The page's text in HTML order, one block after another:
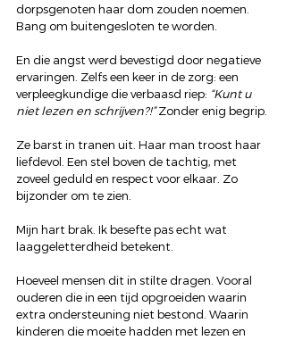
dorpsgenoten haar dom zouden noemen.
Bang om buitengesloten te worden.
En die angst werd bevestigd door negatieve
ervaringen. Zelfs een keer in de zorg: een
verpleegkundige die verbaasd riep: “Kunt u
niet lezen en schrijven?!” Zonder enig begrip.
Ze barst in tranen uit. Haar man troost haar
liefdevol. Een stel boven de tachtig, met
zoveel geduld en respect voor elkaar. Zo
bijzonder om te zien.
Mijn hart brak. Ik besefte pas echt wat
laaggeletterdheid betekent.
Hoeveel mensen dit in stilte dragen. Vooral
ouderen die in een tijd opgroeiden waarin
extra ondersteuning niet bestond. Waarin
kinderen die moeite hadden met lezen en